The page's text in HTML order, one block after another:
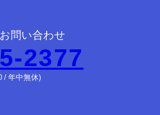
問い合わせ
2377
/ 年中無休)